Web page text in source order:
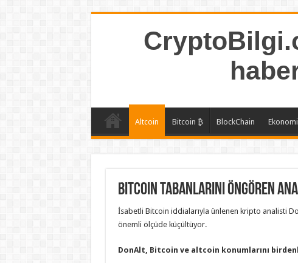
Altcoin Bitcoin ₿ BlockChain Ekonomi
Bitcoin Tabanlarını Öngören
İsabetli Bitcoin iddialarıyla ünlenen kripto analisti
önemli ölçüde küçültüyor.
DonAlt, Bitcoin ve altcoin konumlarını